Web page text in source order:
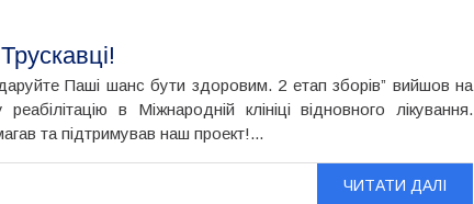
Паші шанс бути здоровим. 2 етап зборів” вийшов на
в Міжнародній клініці відновного лікування.
та підтримував наш проект!...
ЧИТАТИ ДАЛІ